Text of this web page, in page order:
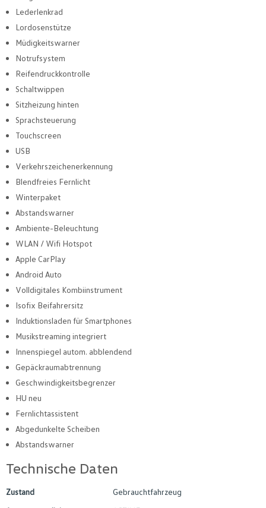
Lederlenkrad
Lordosenstütze
Müdigkeitswarner
Notrufsystem
Reifendruckkontrolle
Schaltwippen
Sitzheizung hinten
Sprachsteuerung
Touchscreen
USB
Verkehrszeichenerkennung
Blendfreies Fernlicht
Winterpaket
Abstandswarner
Ambiente-Beleuchtung
WLAN / Wifi Hotspot
Apple CarPlay
Android Auto
Volldigitales Kombiinstrument
Isofix Beifahrersitz
Induktionsladen für Smartphones
Musikstreaming integriert
Innenspiegel autom. abblendend
Gepäckraumabtrennung
Geschwindigkeitsbegrenzer
HU neu
Fernlichtassistent
Abgedunkelte Scheiben
Abstandswarner
Technische Daten
Zustand
Gebrauchtfahrzeug